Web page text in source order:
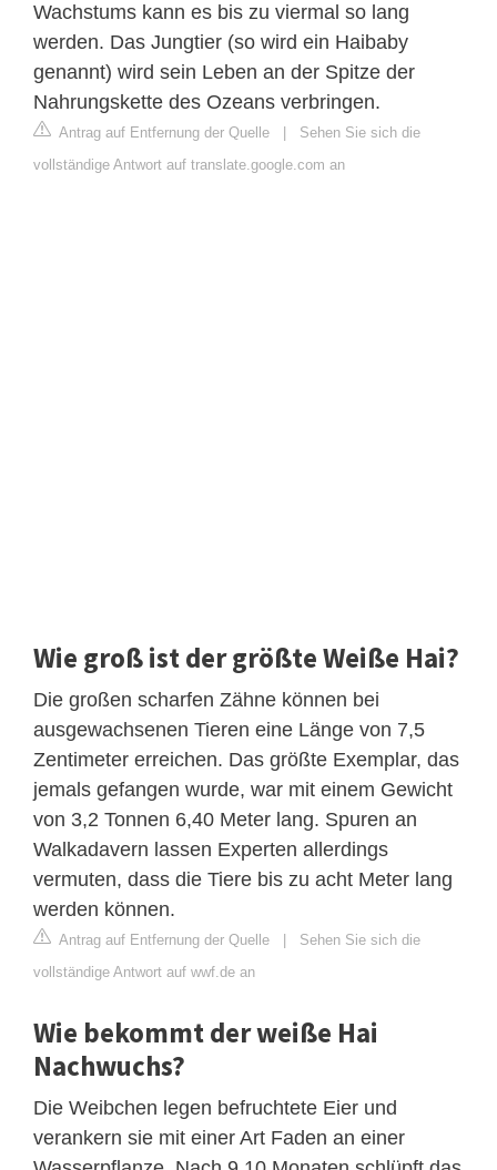
Wachstums kann es bis zu viermal so lang
werden. Das Jungtier (so wird ein Haibaby
genannt) wird sein Leben an der Spitze der
Nahrungskette des Ozeans verbringen.
Antrag auf Entfernung der Quelle
Sehen Sie sich die
vollständige Antwort auf translate.google.com an
Wie groß ist der größte Weiße Hai?
Die großen scharfen Zähne können bei
ausgewachsenen Tieren eine Länge von 7,5
Zentimeter erreichen. Das größte Exemplar, das
jemals gefangen wurde, war mit einem Gewicht
von 3,2 Tonnen 6,40 Meter lang. Spuren an
Walkadavern lassen Experten allerdings
vermuten, dass die Tiere bis zu acht Meter lang
werden können.
Antrag auf Entfernung der Quelle
Sehen Sie sich die
vollständige Antwort auf wwf.de an
Wie bekommt der weiße Hai
Nachwuchs?
Die Weibchen legen befruchtete Eier und
verankern sie mit einer Art Faden an einer